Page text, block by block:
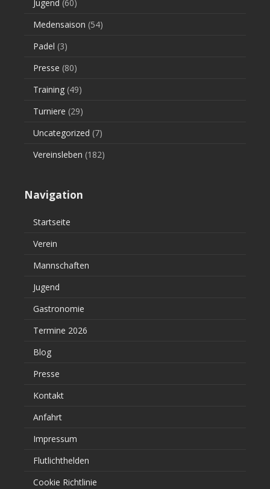
Jugend (60)
Medensaison (54)
Padel (3)
Presse (80)
Training (49)
Turniere (29)
Uncategorized (7)
Vereinsleben (182)
Navigation
Startseite
Verein
Mannschaften
Jugend
Gastronomie
Termine 2026
Blog
Presse
Kontakt
Anfahrt
Impressum
Flutlichthelden
Cookie Richtlinie